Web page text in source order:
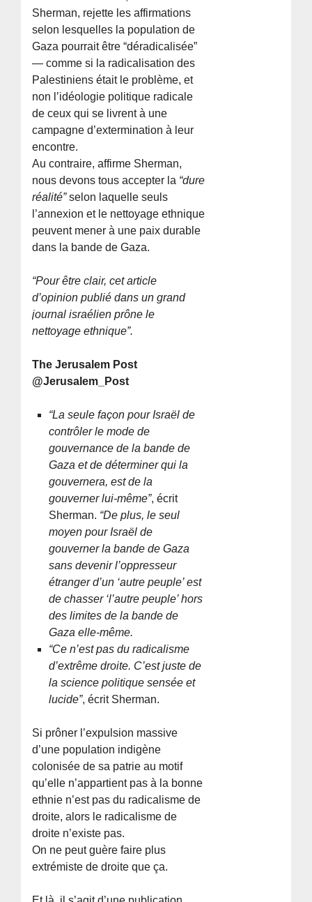
Sherman, rejette les affirmations
selon lesquelles la population de
Gaza pourrait être “déradicalisée”
— comme si la radicalisation des
Palestiniens était le problème, et
non l’idéologie politique radicale
de ceux qui se livrent à une
campagne d’extermination à leur
encontre.
Au contraire, affirme Sherman,
nous devons tous accepter la “dure
réalité”selon laquelle seuls
l’annexion et le nettoyage ethnique
peuvent mener à une paix durable
dans la bande de Gaza.
“Pour être clair, cet article
d’opinion publié dans un grand
journal israélien prône le
nettoyage ethnique”.
The Jerusalem Post
@Jerusalem_Post
“La seule façon pour Israël de
contrôler le mode de
gouvernance de la bande de
Gaza et de déterminer qui la
gouvernera, est de la
gouverner lui-même”, écrit
Sherman. “De plus, le seul
moyen pour Israël de
gouverner la bande de Gaza
sans devenir l’oppresseur
étranger d’un ‘autre peuple’ est
de chasser ‘l’autre peuple’ hors
des limites de la bande de
Gaza elle-même.
“Ce n’est pas du radicalisme
d’extrême droite. C’est juste de
la science politique sensée et
lucide”, écrit Sherman.
Si prôner l’expulsion massive
d’une population indigène
colonisée de sa patrie au motif
qu’elle n’appartient pas à la bonne
ethnie n’est pas du radicalisme de
droite, alors le radicalisme de
droite n’existe pas.
On ne peut guère faire plus
extrémiste de droite que ça.